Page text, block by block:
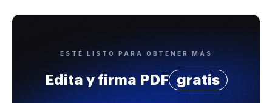
ESTÉ LISTO PARA OBTENER MÁS
Edita y firma PDF gratis